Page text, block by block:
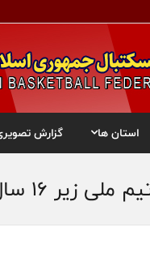
استان ها گزارش
غرب آسیا اردن / بخش اول